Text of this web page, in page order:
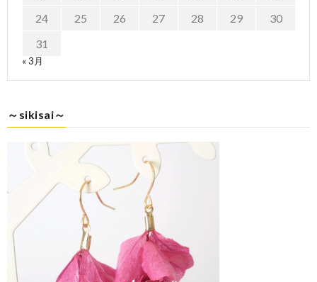
24
25 26 27 28 29
30
31
« 3月
～sikisai～